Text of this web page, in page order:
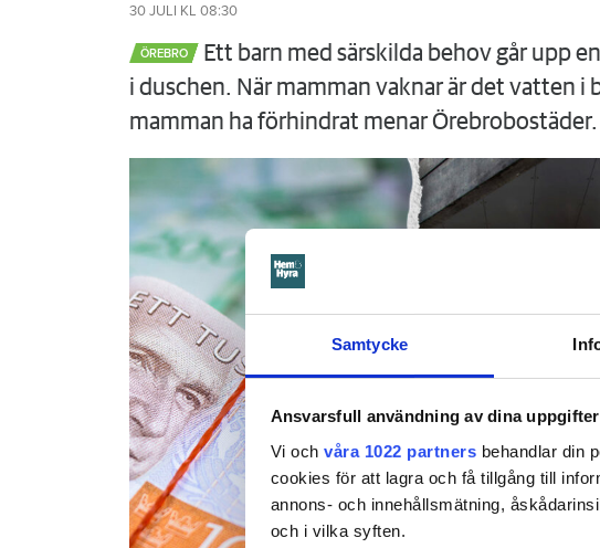
Samtycke
Ansvarsfull användning av dina uppgifter
Vi och våra 1022 partners behandlar din
cookies för att lagra och få tillgång till
annons- och innehållsmätning,
och i vilka syften.
30 JULI KL 08:30
ÖREBRO
Ett barn med särskilda behov går upp
i duschen. När mamman vaknar är det vatten i
mamman ha förhindrat menar Örebrobostäder.